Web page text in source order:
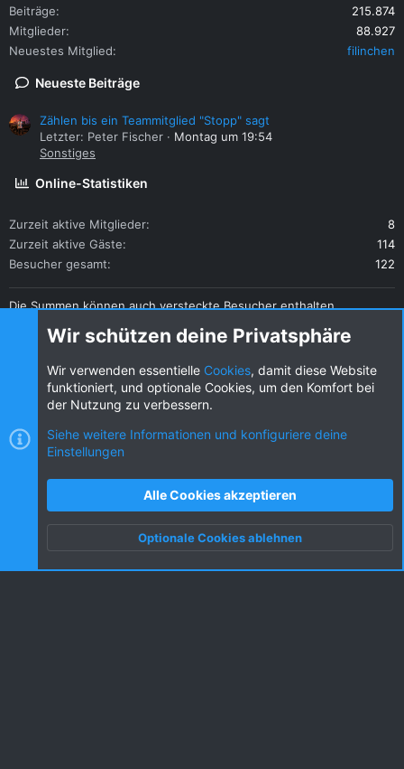
Beiträge
215.874
Mitglieder
88.927
Neuestes Mitglied
filinchen
Neueste Beiträge
Zählen bis ein Teammitglied "Stopp" sagt
Letzter: Peter Fischer
Montag um 19:54
Sonstiges
Online-Statistiken
Zurzeit aktive Mitglieder
8
Zurzeit aktive Gäste
114
Besucher gesamt
122
Die Summen können auch versteckte Besucher enthalten.
Diese Seite teilen
Nutzungsbedingungen
Datenschutz
S
Oben Unten
Wir schützen deine Privatsphäre
Wir verwenden essentielle Cookies, damit diese Website
funktioniert, und optionale Cookies, um den Komfort bei
der Nutzung zu verbessern.
Siehe weitere Informationen und konfiguriere deine
Einstellungen
Alle Cookies akzeptieren
Optionale Cookies ablehnen